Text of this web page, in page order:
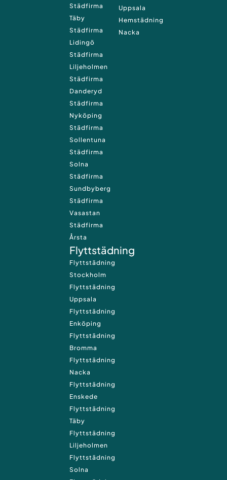
Städfirma
Täby
Städfirma
Lidingö
Städfirma
Liljeholmen
Städfirma
Danderyd
Städfirma
Nyköping
Städfirma
Sollentuna
Städfirma
Solna
Städfirma
Sundbyberg
Städfirma
Vasastan
Städfirma
Årsta
Flyttstädning
Flyttstädning
Stockholm
Flyttstädning
Uppsala
Flyttstädning
Enköping
Flyttstädning
Bromma
Flyttstädning
Nacka
Flyttstädning
Enskede
Flyttstädning
Täby
Flyttstädning
Liljeholmen
Flyttstädning
Solna
Uppsala
Hemstädning
Nacka